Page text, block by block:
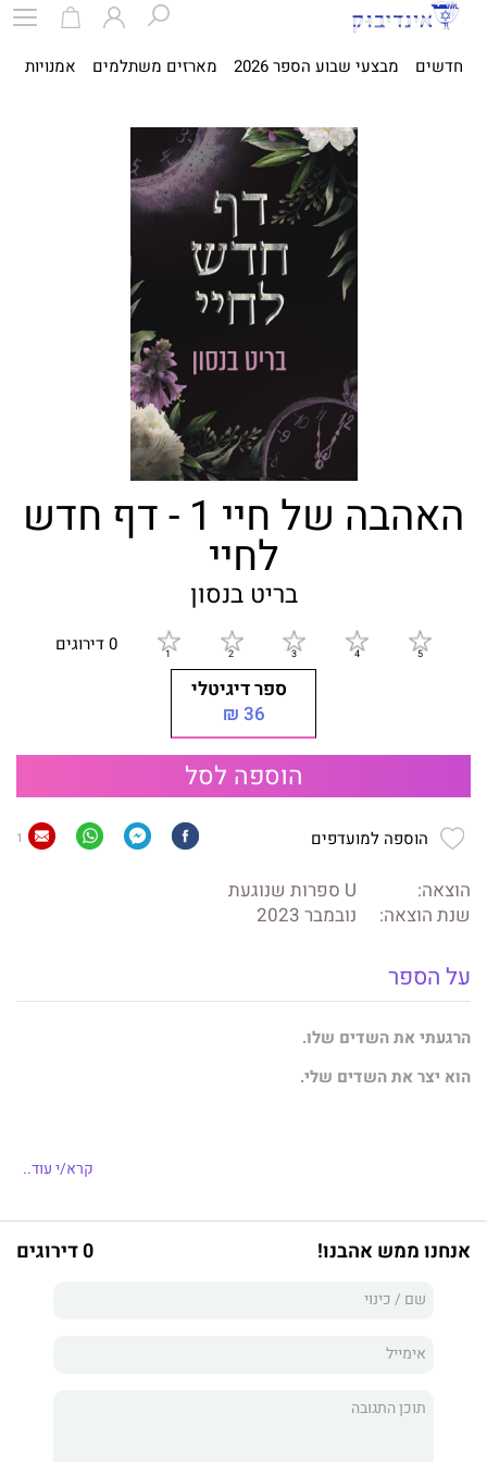
חדשים מבצעי שבוע הספר 2026 מארזים משתלמים אמנויות
האהבה של חיי 1 - דף חדש
לחיי
בריט בנסון
0 דירוגים
ספר דיגיטלי
36 ₪
הוספה לסל
הוספה למועדפים 1
הוצאה:
U ספרות שנוגעת
שנת הוצאה:
נובמבר 2023
על הספר
הרגעתי את השדים שלו.
הוא יצר את השדים שלי.
מסומם. עבריין.
לוזר חסר אחריות וכיוון.
קרא/י עוד..
אנחנו ממש אהבנו! 0 דירוגים